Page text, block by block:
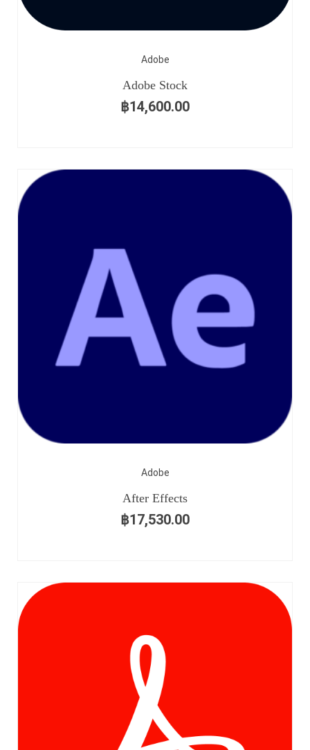
Adobe
Adobe Stock
฿14,600.00
Adobe
After Effects
฿17,530.00